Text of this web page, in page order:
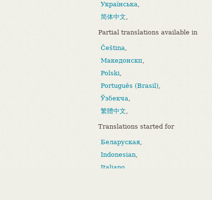
Українська,
简体中文,
Partial translations available in
Čeština,
Македонски,
Polski,
Português (Brasil),
Ўзбекча,
繁體中文,
Translations started for
Беларуская,
Indonesian,
Italiano